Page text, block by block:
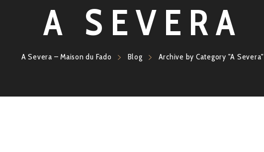
A SEVERA
A Severa – Maison du Fado Blog Archive by Category "A Severa"